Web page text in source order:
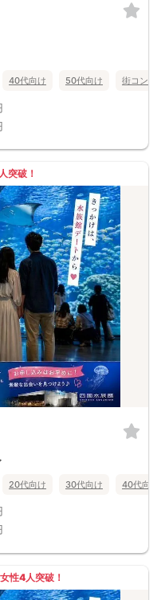
40代向け 50代向け 街コン
突破！
20代向け 30代向け 40代向け
性4人突破！